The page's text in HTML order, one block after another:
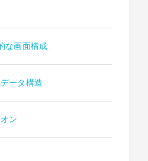
な画面構成
ータ構造
ン